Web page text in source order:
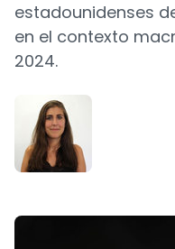
estadounidenses
en el contexto
2024.